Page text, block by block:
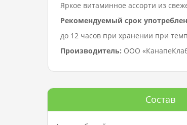
Яркое витаминное ассорти из
Рекомендуемый срок
до 12 часов при хранении при
Производитель: ООО
Состав